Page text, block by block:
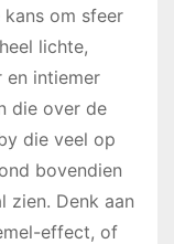
om sfeer
lichte,
en intiemer
die over de
die veel op
bovendien
zien. Denk aan
effect, of